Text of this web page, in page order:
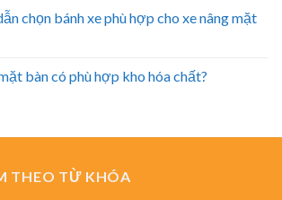
chọn bánh xe phù hợp cho xe nâng mặt
bàn có phù hợp kho hóa chất?
THEO TỪ KHÓA